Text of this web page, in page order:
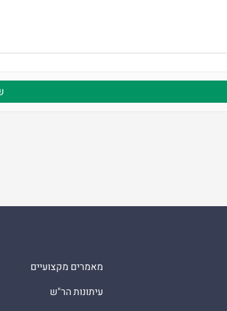
מאמרים מקצועיים
עיתונות הר"ש